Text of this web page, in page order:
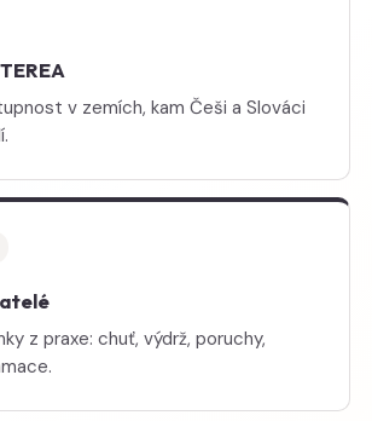
v zemích, kam Češi a Slováci
z praxe: chuť, výdrž, poruchy,